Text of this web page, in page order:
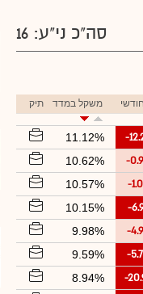
סה"כ ני"ע: 16
משקל במדד תיק
-
11.12%
-
10.62%
-
10.57%
-
10.15%
-
9.98%
-
9.59%
-
8.94%